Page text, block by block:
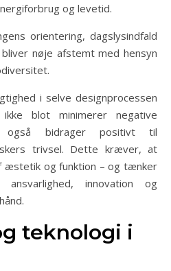
og levetid.
orientering, dagslysindfald
nøje afstemt med hensyn
i selve designprocessen
blot minimerer negative
også bidrager positivt til
trivsel. Dette kræver, at
og funktion – og tænker
ansvarlighed, innovation og
teknologi i